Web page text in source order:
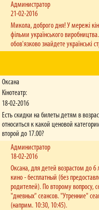
Администратор
21-02-2016
Микола, доброго дня! У мережі
фільми українського
обов'язково знайдете українські
Оксана
Кінотеатр:
18-02-2016
Есть скидки на билеты детям в
относиться к какой ценовой
второй до 17.00?
Администратор
18-02-2016
Оксана, для детей возрастом до 6
кино - бесплатный (без
родителей). По второму вопросу,
"дневных" сеансов. "Утренние"
(наприм. 10:30, 10:45).